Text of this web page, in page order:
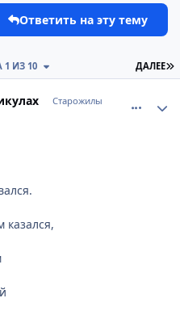
Ответить на эту тему
ДАЛЕЕ
ИЗ 10
Старожилы